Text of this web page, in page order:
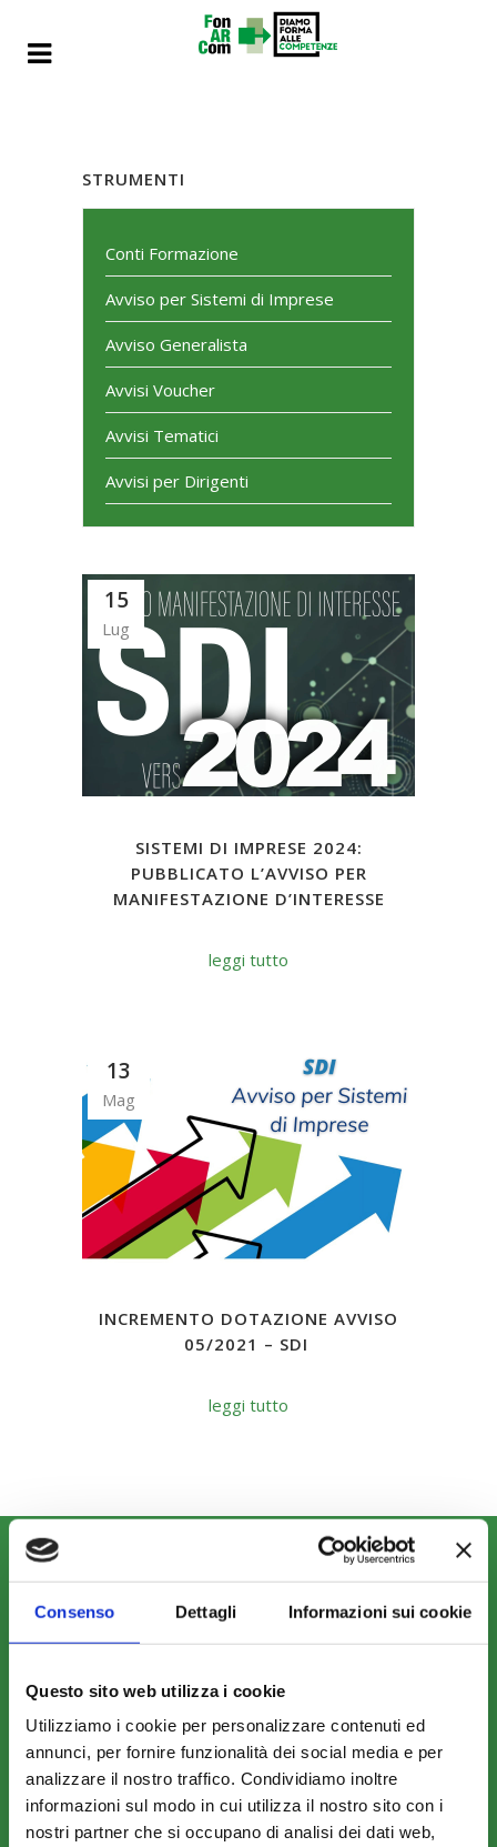
Consenso Dettagli Informazioni sui cookie
Questo sito web utilizza i cookie
Utilizziamo i cookie per personalizzare contenuti ed
annunci, per fornire funzionalità dei social media e per
analizzare il nostro traffico. Condividiamo inoltre
informazioni sul modo in cui utilizza il nostro sito con i
nostri partner che si occupano di analisi dei dati web,
STRUMENTI
Conti Formazione
Avviso per Sistemi di Imprese
Avviso Generalista
Avvisi Voucher
Avvisi Tematici
Avvisi per Dirigenti
15
Lug
SISTEMI DI IMPRESE 2024:
PUBBLICATO L’AVVISO PER
MANIFESTAZIONE D’INTERESSE
leggi tutto
13
Mag
INCREMENTO DOTAZIONE AVVISO
05/2021 – SDI
leggi tutto
COSA FACCIAMO